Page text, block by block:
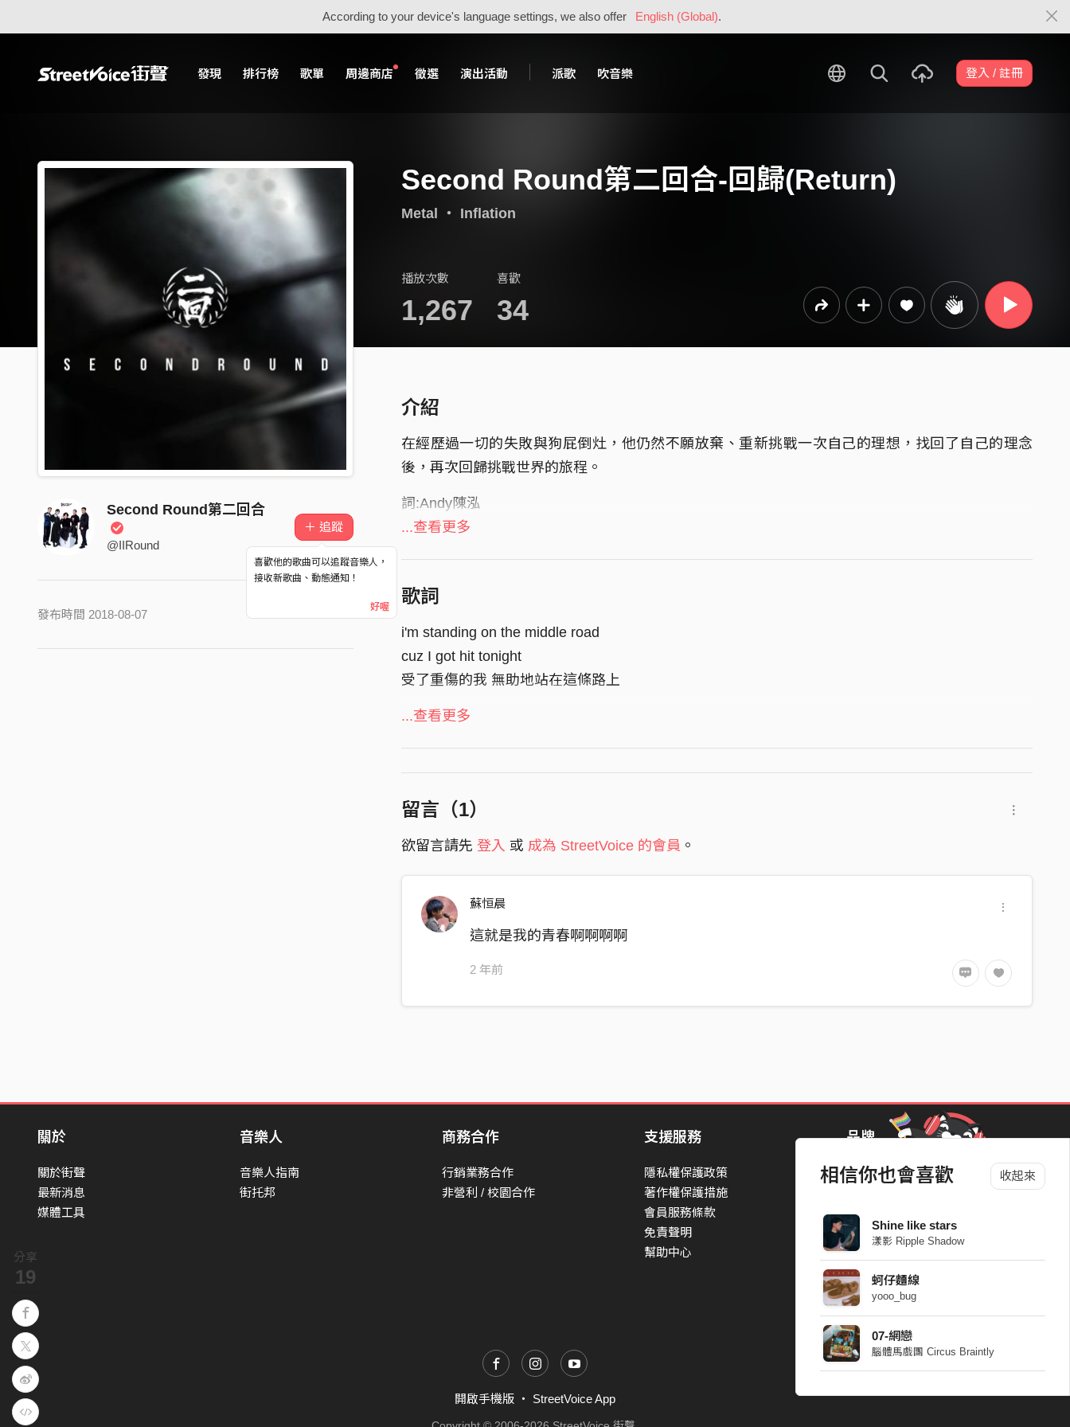
According to your device's language settings, we also offer English (Global).
發現 排行榜 歌單 周邊商店 徵選 演出活動 派歌 吹音樂 登入 / 註冊
分享
19
相信你也會喜歡 收起來
Shine like stars
漾影 Ripple Shadow
蚵仔麵線
yooo_bug
07-網戀
腦體馬戲團 Circus Braintly
Second Round第二回合-回歸(Return)
Metal ・ Inflation
播放次數
1,267
喜歡
34
Second Round第二回合
@IIRound
＋ 追蹤
喜歡他的歌曲可以追蹤音樂人，
接收新歌曲、動態通知！
好喔
發布時間 2018-08-07
介紹
在經歷過一切的失敗與狗屁倒灶，他仍然不願放棄、重新挑戰一次自己的理想，找回了自己的理念
後，再次回歸挑戰世界的旅程。
詞:Andy陳泓
曲:Second Round第二回合
...查看更多
歌詞
i'm standing on the middle road
cuz I got hit tonight
受了重傷的我 無助地站在這條路上
like you said and i got no proud
easy choice and easy life
do not expect again
也別再期待那順遂的寧靜生活
so suit up and let it out
為了第二次機會 再重整釋放吧
back to the world
回到那枷鎖
回到新的戰爭
back to the home
back to the light
back back back to your home
back back back to your chain
back back back to your dream
...查看更多
留言（1）
欲留言請先 登入 或 成為 StreetVoice 的會員 。
蘇恒晨
這就是我的青春啊啊啊啊
2 年前
關於
關於街聲
最新消息
媒體工具
音樂人
音樂人指南
街托邦
商務合作
行銷業務合作
非營利 / 校園合作
支援服務
隱私權保護政策
著作權保護措施
會員服務條款
免責聲明
幫助中心
品牌
StreetVoice Awards 街聲音樂獎
Blow 吹音樂
Packer 派歌
SimpleLife 簡單生活節
ParkPark Carnival
一起比 YEAH 吧
開啟手機版 ・ StreetVoice App